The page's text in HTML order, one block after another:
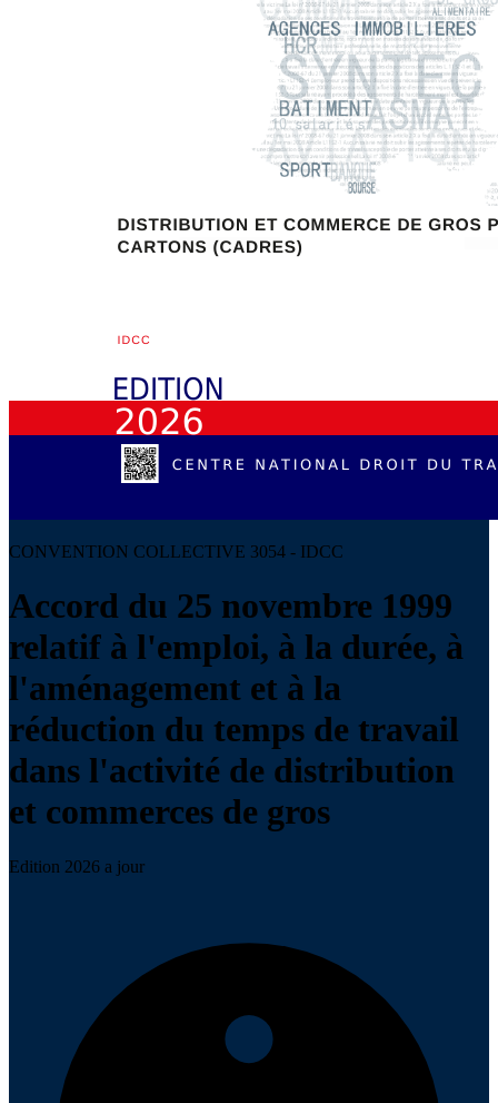
CONVENTION COLLECTIVE 3054 - IDCC
Accord du 25 novembre 1999
relatif à l'emploi, à la durée, à
l'aménagement et à la
réduction du temps de travail
dans l'activité de distribution
et commerces de gros
Edition 2026 a jour